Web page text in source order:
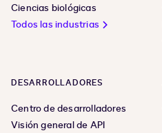
Ciencias biológicas
Todos las industrias
DESARROLLADORES
Centro de desarrolladores
Visión general de API